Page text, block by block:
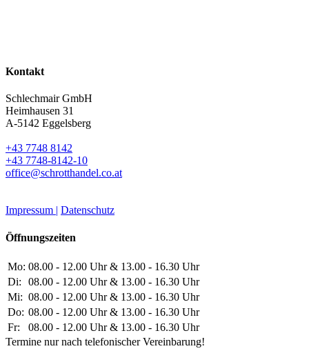
Kontakt
Schlechmair GmbH
Heimhausen 31
A-5142 Eggelsberg
+43 7748 8142
+43 7748-8142-10
office@schrotthandel.co.at
Impressum | Datenschutz
Öffnungszeiten
Mo: 08.00 - 12.00 Uhr & 13.00 - 16.30 Uhr
Di:
08.00 - 12.00 Uhr & 13.00 - 16.30 Uhr
Mi: 08.00 - 12.00 Uhr & 13.00 - 16.30 Uhr
Do: 08.00 - 12.00 Uhr & 13.00 - 16.30 Uhr
Fr:
08.00 - 12.00 Uhr & 13.00 - 16.30 Uhr
Termine nur nach telefonischer Vereinbarung!